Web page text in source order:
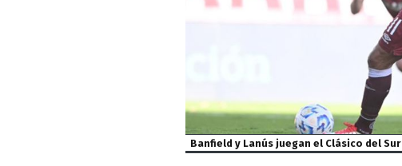
Banfield y Lanús juegan el Clásico del Sur